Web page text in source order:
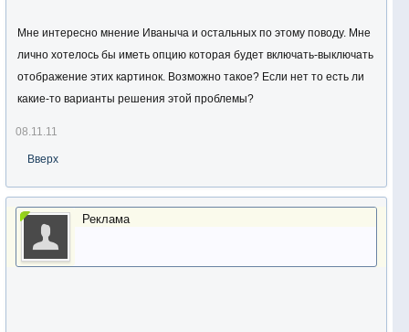
Мне интересно мнение Иваныча и остальных по этому поводу. Мне
лично хотелось бы иметь опцию которая будет включать-выключать
отображение этих картинок. Возможно такое? Если нет то есть ли
какие-то варианты решения этой проблемы?
08.11.11
Вверх
Реклама